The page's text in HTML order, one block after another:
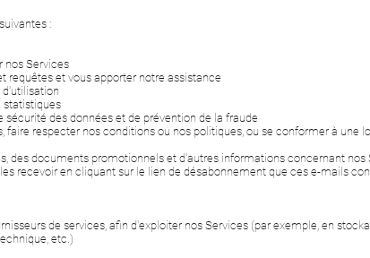
:
nos Services
et vous apporter notre assistance
statistiques
des données et de prévention de la fraude
respecter nos conditions ou nos politiques, ou se conformer à une
des documents promotionnels et d'autres informations concernant nos
recevoir en cliquant sur le lien de désabonnement que ces e-mails
de services, afin d'exploiter nos Services (par exemple, en
etc.)